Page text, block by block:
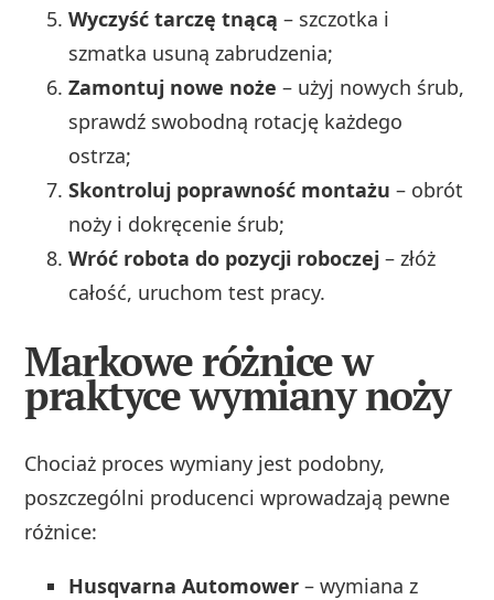
Wyczyść tarczę tnącą – szczotka i
szmatka usuną zabrudzenia;
Zamontuj nowe noże – użyj nowych śrub,
sprawdź swobodną rotację każdego
ostrza;
Skontroluj poprawność montażu – obrót
noży i dokręcenie śrub;
Wróć robota do pozycji roboczej – złóż
całość, uruchom test pracy.
Markowe różnice w
praktyce wymiany noży
Chociaż proces wymiany jest podobny,
poszczególni producenci wprowadzają pewne
różnice:
Husqvarna Automower – wymiana z